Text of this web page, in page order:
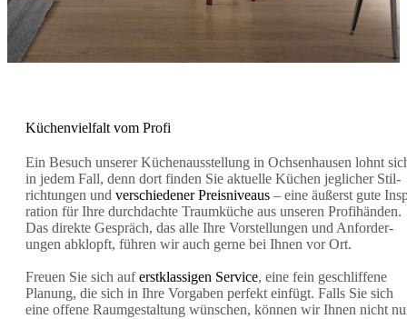
Küchenvielfalt vom Profi
Ein Besuch unserer Küchen­aus­stel­lung in Ochsen­hausen lohnt
in jedem Fall, denn dort finden Sie ak­tu­elle Küchen jeg­licher Stil­
rich­tun­gen und verschiedener Preisniveaus – eine äußerst gute
ra­tion für Ihre durch­dachte Traum­küche aus unseren Profi­händen.
Das direkte Ge­spräch, das alle Ihre Vor­stel­lungen und An­for­der­
ungen abklopft, führen wir auch gerne bei Ihnen vor Ort.
Freuen Sie sich auferstklassigen Service, eine fein ge­schlif­fene
Planung, die sich in Ihre Vor­gaben perfekt einfügt. Falls Sie sich
eine offene Raum­ge­stal­tung wünschen, können wir Ihnen nicht